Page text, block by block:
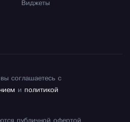
Виджеты
соглашаетесь с
и политикой